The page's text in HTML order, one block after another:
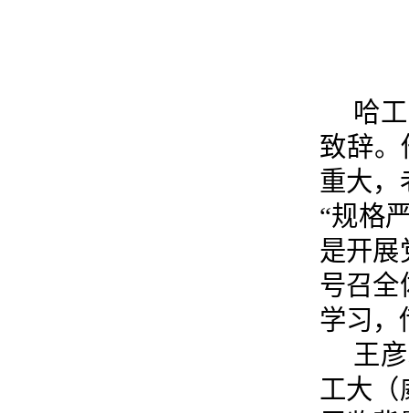
哈
致辞。
重大，
“规格
是开展
号召全
学习，
王
工大（